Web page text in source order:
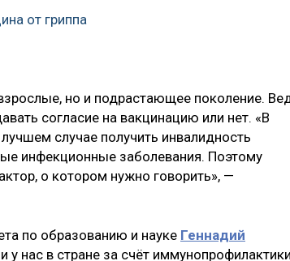
от гриппа
но и подрастающее поколение.
согласие на вакцинацию или нет. «В
случае получить инвалидность
инфекционные заболевания. Поэтому
о котором нужно говорить», —
по образованию и науке Геннадий
у нас в стране за счёт